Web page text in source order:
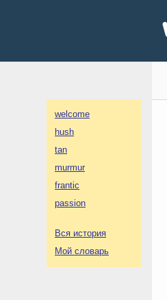
welcome
hush
tan
murmur
frantic
passion
Вся история
Мой словарь